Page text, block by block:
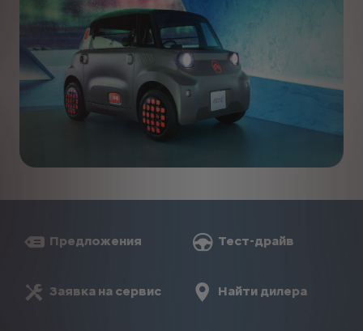
Предложения Тест-драйв
Заявка на сервис Найти дилера